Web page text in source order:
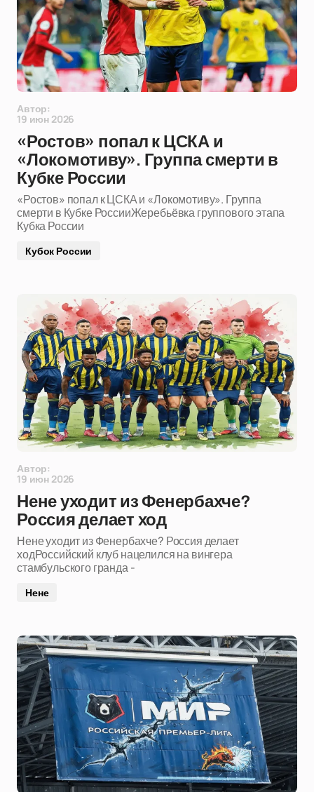
Автор:
19 июн 2026
«Ростов» попал к ЦСКА и
«Локомотиву». Группа смерти в
Кубке России
«Ростов» попал к ЦСКА и «Локомотиву». Группа
смерти в Кубке РоссииЖеребьёвка группового этапа
Кубка России
Кубок России
Автор:
19 июн 2026
Нене уходит из Фенербахче?
Россия делает ход
Нене уходит из Фенербахче? Россия делает
ходРоссийский клуб нацелился на вингера
стамбульского гранда -
Нене